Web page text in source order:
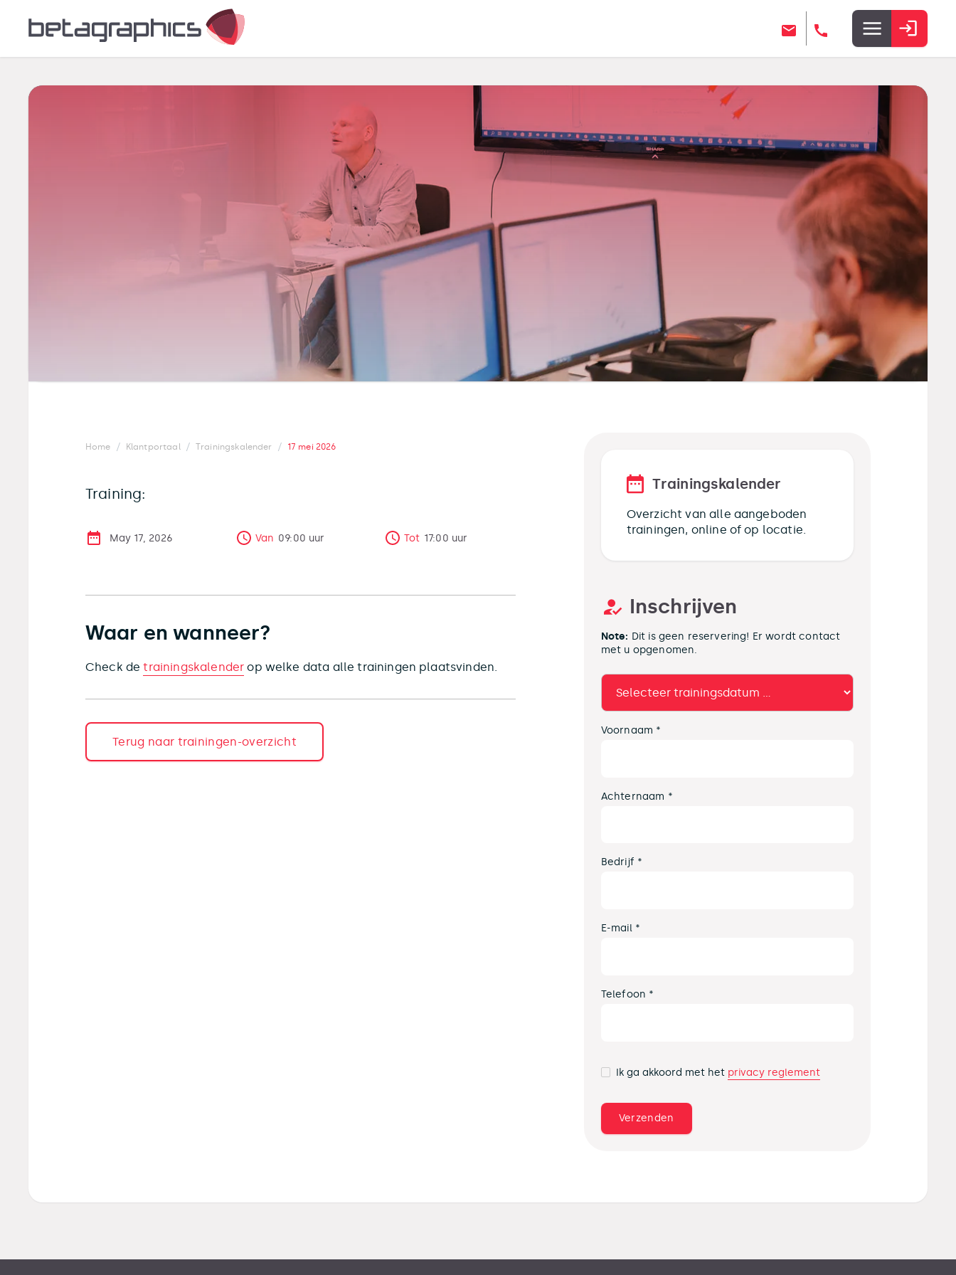
Home / Klantportaal / Trainingskalender / 17 mei 2026
Training:
May 17, 2026 Van 09:00 uur Tot 17:00 uur
Waar en wanneer?
Check detrainingskalender op welke data alle trainingen plaatsvinden.
Terug naar trainingen-overzicht
Trainingskalender
Overzicht van alle aangeboden
trainingen, online of op locatie.
Inschrijven
Note: Dit is geen reservering! Er wordt contact
met u opgenomen.
Voornaam *
Achternaam *
Bedrijf *
E-mail *
Telefoon *
Ik ga akkoord met het privacy reglement